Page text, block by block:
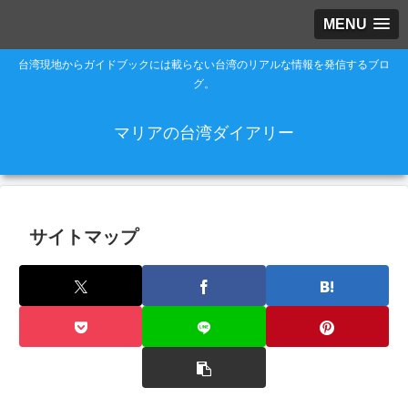
MENU
台湾現地からガイドブックには載らない台湾のリアルな情報を発信するブロ
グ。
マリアの台湾ダイアリー
サイトマップ